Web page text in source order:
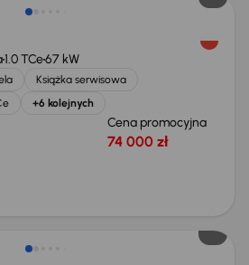
1.0 TCe67 kW
Książka serwisowa
+6 kolejnych
Cena promocyjna
74 000 zł